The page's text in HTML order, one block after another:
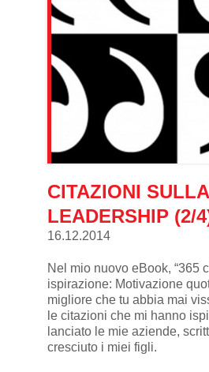
CITAZIONI SULLA
LEADERSHIP (2/
16.12.2014
Nel mio nuovo eBook, “365
ispirazione: Motivazione
migliore che tu abbia mai
le citazioni che mi hanno
lanciato le mie aziende,
cresciuto i miei figli.